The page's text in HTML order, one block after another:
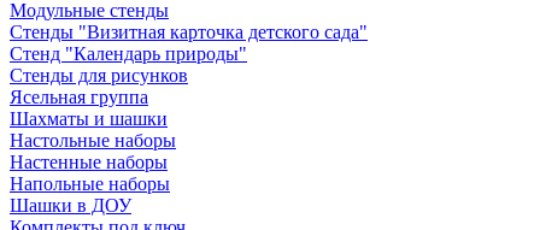
Модульные стенды
Стенды "Визитная карточка детского сада"
Стенд "Календарь природы"
Стенды для рисунков
Ясельная группа
Шахматы и шашки
Настольные наборы
Настенные наборы
Напольные наборы
Шашки в ДОУ